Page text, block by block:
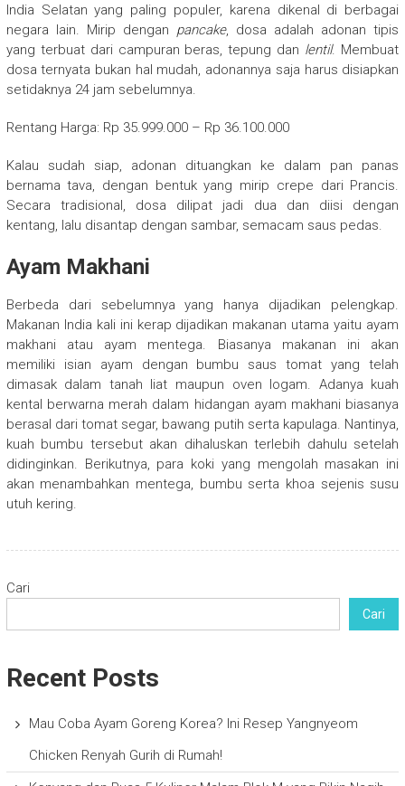
India Selatan yang paling populer, karena dikenal di berbagai
negara lain. Mirip dengan pancake, dosa adalah adonan tipis
yang terbuat dari campuran beras, tepung dan lentil. Membuat
dosa ternyata bukan hal mudah, adonannya saja harus disiapkan
setidaknya 24 jam sebelumnya.
Rentang Harga: Rp 35.999.000 – Rp 36.100.000
Kalau sudah siap, adonan dituangkan ke dalam pan panas
bernama tava, dengan bentuk yang mirip crepe dari Prancis.
Secara tradisional, dosa dilipat jadi dua dan diisi dengan
kentang, lalu disantap dengan sambar, semacam saus pedas.
Ayam Makhani
Berbeda dari sebelumnya yang hanya dijadikan pelengkap.
Makanan India kali ini kerap dijadikan makanan utama yaitu ayam
makhani atau ayam mentega. Biasanya makanan ini akan
memiliki isian ayam dengan bumbu saus tomat yang telah
dimasak dalam tanah liat maupun oven logam. Adanya kuah
kental berwarna merah dalam hidangan ayam makhani biasanya
berasal dari tomat segar, bawang putih serta kapulaga. Nantinya,
kuah bumbu tersebut akan dihaluskan terlebih dahulu setelah
didinginkan. Berikutnya, para koki yang mengolah masakan ini
akan menambahkan mentega, bumbu serta khoa sejenis susu
utuh kering.
Cari
Cari
Recent Posts
Mau Coba Ayam Goreng Korea? Ini Resep Yangnyeom
Chicken Renyah Gurih di Rumah!